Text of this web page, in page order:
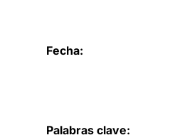
Fecha:
Palabras clave: